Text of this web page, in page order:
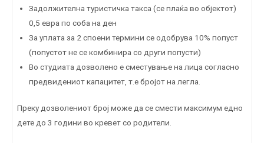
Задолжителна туристичка такса (се плаќа во објектот)
0,5 евра по соба на ден
За уплата за 2 споени термини се одобрува 10% попуст
(попустот не се комбинира со други попусти)
Во студиата дозволено е сместување на лица согласно
предвидениот капацитет, т.е бројот на легла.
Преку дозволениот број може да се смести максимум едно
дете до 3 години во кревет со родители.